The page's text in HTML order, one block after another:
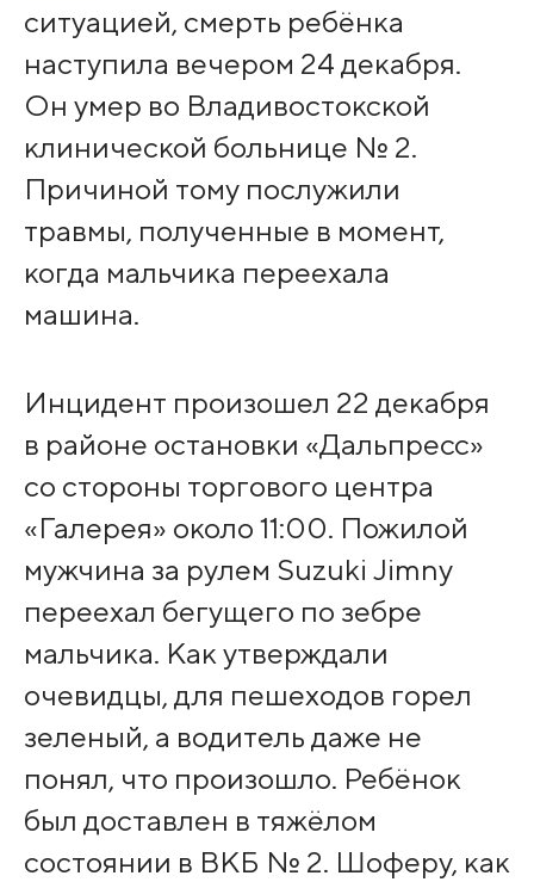
ситуацией, смерть ребёнка
наступила вечером 24 декабря.
Он умер во Владивостокской
клинической больнице № 2.
Причиной тому послужили
травмы, полученные в момент,
когда мальчика переехала
машина.
Инцидент произошел 22 декабря
в районе остановки «Дальпресс»
со стороны торгового центра
«Галерея» около 11:00. Пожилой
мужчина за рулем Suzuki Jimny
переехал бегущего по зебре
мальчика. Как утверждали
очевидцы, для пешеходов горел
зеленый, а водитель даже не
понял, что произошло. Ребёнок
был доставлен в тяжёлом
состоянии в ВКБ № 2. Шоферу, как